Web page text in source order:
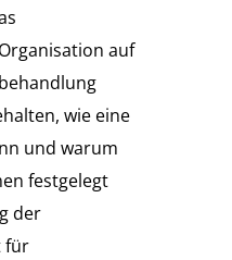
auf
wie eine
und warum
festgelegt
der
für